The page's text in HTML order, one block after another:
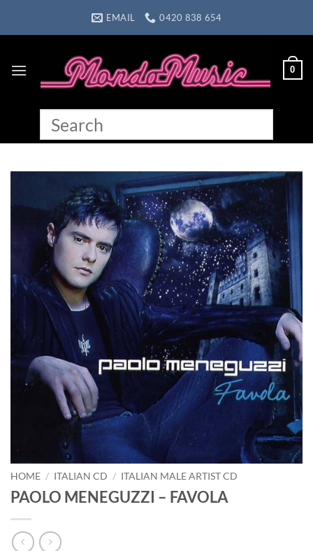
EMAIL 0420 838 654
0
HOME / ITALIAN CD / ITALIAN MALE ARTIST CD
PAOLO MENEGUZZI – FAVOLA